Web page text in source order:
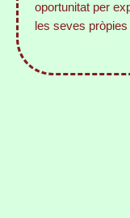
oportunitat per
les seves